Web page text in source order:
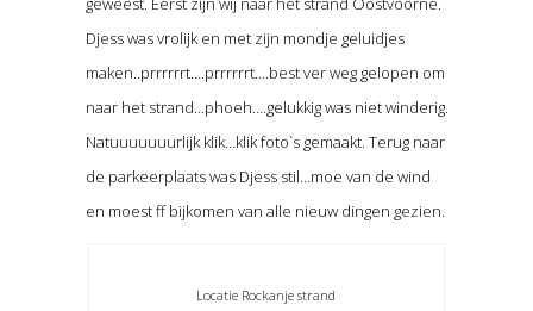
Djess was vrolijk en met zijn mondje geluidjes
maken..prrrrrrt….prrrrrrt….best ver weg gelopen om
naar het strand…phoeh….gelukkig was niet winderig.
Natuuuuuuurlijk klik…klik foto`s gemaakt. Terug naar
de parkeerplaats was Djess stil…moe van de wind
en moest ff bijkomen van alle nieuw dingen gezien.
Locatie Rockanje strand